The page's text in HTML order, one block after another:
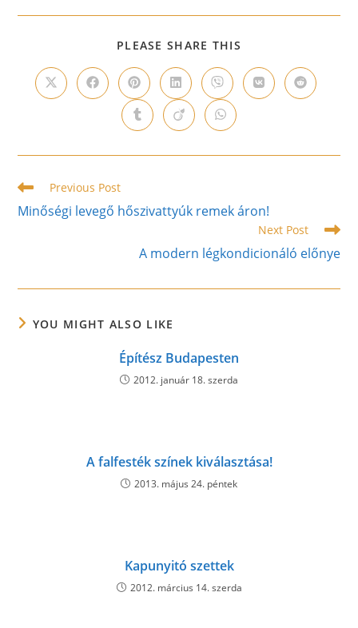
PLEASE SHARE THIS
CONTENT
Opens
in
Opens
in
window
Opens
in
a
new
window
Opens
in
a
new
window
Opens
in
a
new
window
Opens
in
Opens
in
Opens
in
new
Opens
in
new
Opens
in
new
Read
more
articles
Previous Post
Minőségi levegő hőszivattyúk remek áron!
Next Post
A modern légkondicionáló előnye
YOU MIGHT ALSO LIKE
Építész Budapesten
2012. január 18. szerda
A falfesték színek kiválasztása!
2013. május 24. péntek
Kapunyitó szettek
2012. március 14. szerda